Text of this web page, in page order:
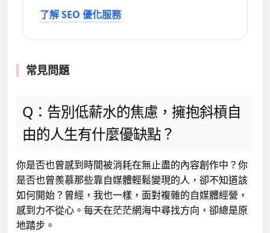
了解 SEO 優化服務
常見問題
Q：告別低薪水的焦慮，擁抱斜槓自
由的人生有什麼優缺點？
你是否也曾感到時間被消耗在無止盡的內容創作中？你
是否也曾羨慕那些靠自媒體輕鬆變現的人，卻不知道該
如何開始？曾經，我也一樣，面對複雜的自媒體經營，
感到力不從心。每天在茫茫網海中尋找方向，卻總是原
地踏步。